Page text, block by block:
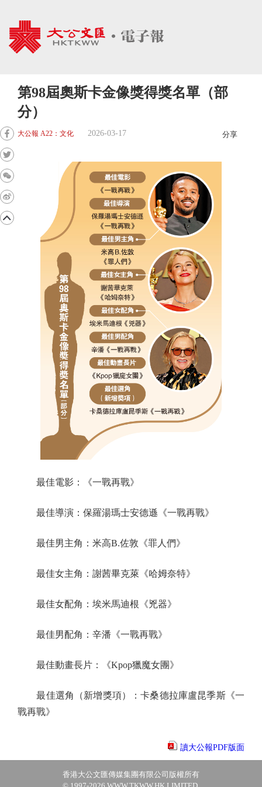
第98屆奧斯卡金像獎得獎名單（部
分）
大公報 A22：文化 2026-03-17 分享
最佳電影：《一戰再戰》
最佳導演：保羅湯瑪士安德遜《一戰再戰》
最佳男主角：米高B.佐敦《罪人們》
最佳女主角：謝茜畢克萊《哈姆奈特》
最佳女配角：埃米馬迪根《兇器》
最佳男配角：辛潘《一戰再戰》
最佳動畫長片：《Kpop獵魔女團》
最佳選角（新增獎項）：卡桑德拉庫盧昆季斯《一
戰再戰》
讀大公報PDF版面
香港大公文匯傳媒集團有限公司版權所有